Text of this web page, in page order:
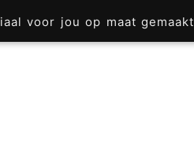
voor jou op maat gemaakt